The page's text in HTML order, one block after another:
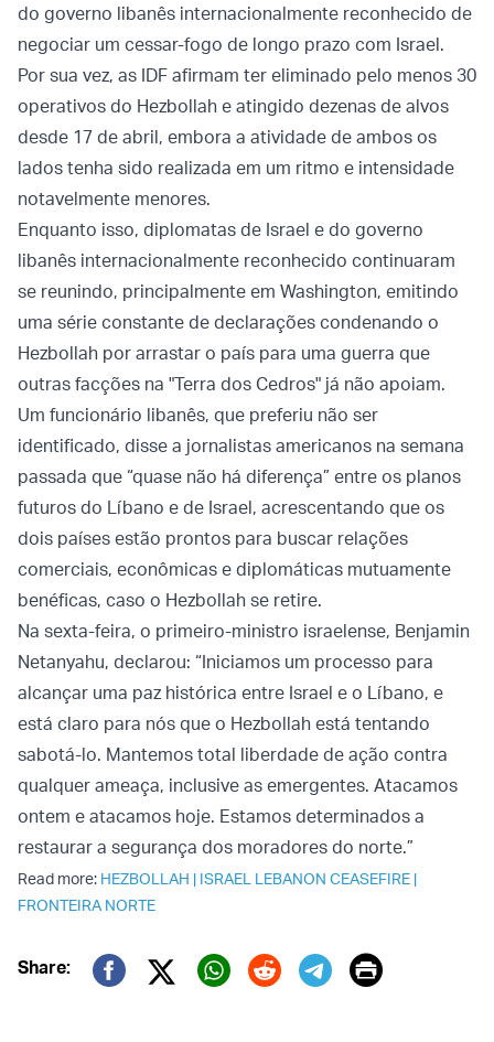
do governo libanês internacionalmente reconhecido de
negociar um cessar-fogo de longo prazo com Israel.
Por sua vez, as IDF afirmam ter eliminado pelo menos 30
operativos do Hezbollah e atingido dezenas de alvos
desde 17 de abril, embora a atividade de ambos os
lados tenha sido realizada em um ritmo e intensidade
notavelmente menores.
Enquanto isso, diplomatas de Israel e do governo
libanês internacionalmente reconhecido continuaram
se reunindo, principalmente em Washington, emitindo
uma série constante de declarações condenando o
Hezbollah por arrastar o país para uma guerra que
outras facções na "Terra dos Cedros" já não apoiam.
Um funcionário libanês, que preferiu não ser
identificado, disse a jornalistas americanos na semana
passada que “quase não há diferença” entre os planos
futuros do Líbano e de Israel, acrescentando que os
dois países estão prontos para buscar relações
comerciais, econômicas e diplomáticas mutuamente
benéficas, caso o Hezbollah se retire.
Na sexta-feira, o primeiro-ministro israelense, Benjamin
Netanyahu, declarou: “Iniciamos um processo para
alcançar uma paz histórica entre Israel e o Líbano, e
está claro para nós que o Hezbollah está tentando
sabotá-lo. Mantemos total liberdade de ação contra
qualquer ameaça, inclusive as emergentes. Atacamos
ontem e atacamos hoje. Estamos determinados a
restaurar a segurança dos moradores do norte.”
Read more: HEZBOLLAH | ISRAEL LEBANON CEASEFIRE |
FRONTEIRA NORTE
Share:
Twitter (X)
Print